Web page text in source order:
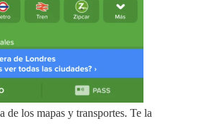
de los mapas y transportes. Te la